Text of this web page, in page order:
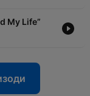
My Life”